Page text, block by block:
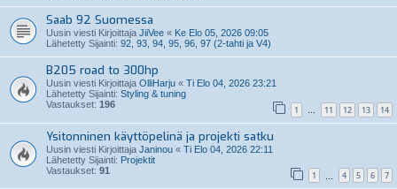
Saab 92 Suomessa
Uusin viesti Kirjoittaja JiiVee « Ke Elo 05, 2026 09:05
Lähetetty Sijainti: 92, 93, 94, 95, 96, 97 (2-tahti ja V4)
B205 road to 300hp
Uusin viesti Kirjoittaja OlliHarju « Ti Elo 04, 2026 23:21
Lähetetty Sijainti: Styling & tuning
Vastaukset: 196 1 … 11 12 13 14
Ysitonninen käyttöpelinä ja projekti satku
Uusin viesti Kirjoittaja Janinou « Ti Elo 04, 2026 22:11
Lähetetty Sijainti: Projektit
Vastaukset: 91 1 4 5 6 7